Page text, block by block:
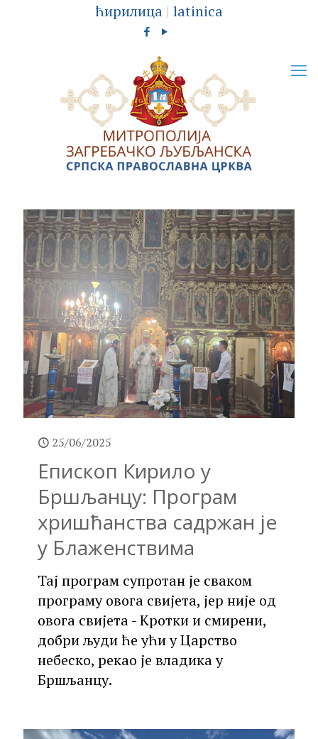
ћирилица | latinica
25/06/2025
Епископ Кирило у
Бршљанцу: Програм
хришћанства садржан је
у Блаженствима
Тај програм супротан је сваком
програму овога свијета, јер није од
овога свијета - Кротки и смирени,
добри људи ће ући у Царство
небеско, рекао је владика у
Бршљанцу.